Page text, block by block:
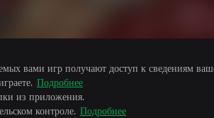
вами игр получают доступ к сведениям
Подробнее
из приложения.
контроле. Подробнее